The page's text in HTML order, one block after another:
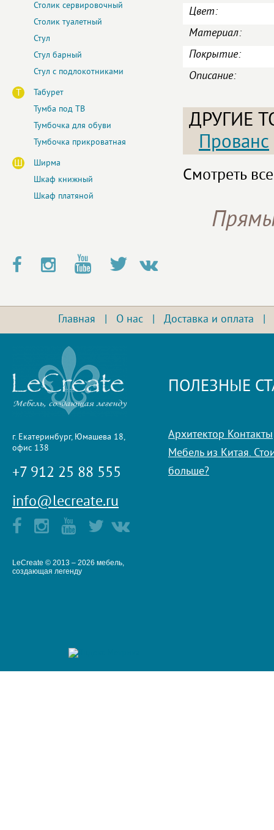
Столик сервировочный
Столик туалетный
Стул
Стул барный
Стул с подлокотниками
Т
Табурет
Тумба под ТВ
Тумбочка для обуви
Тумбочка прикроватная
Ш
Ширма
Шкаф книжный
Шкаф платяной
Цвет:
Материал:
Покрытие:
Описание:
ДРУГИЕ
Прованс
Смотреть
Главная О нас Доставка и оплата
г. Екатеринбург, Юмашева 18,
офис 138
+7 912 25 88 555
info@lecreate.ru
LeCreate © 2013 – 2026 мебель,
создающая легенду
ПОЛЕЗНЫЕ
Архитектор Контакты
Мебель из Китая.
больше?